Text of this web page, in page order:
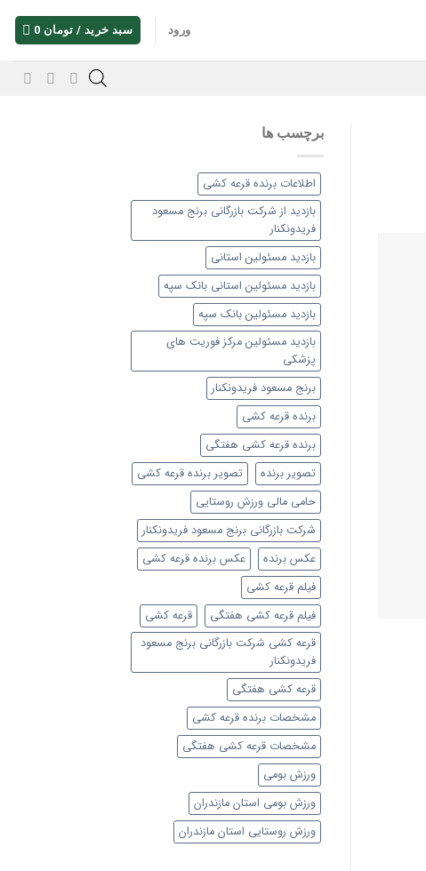
ورود سبد خرید / تومان
برچسب ها
اطلاعات برنده قرعه کشی
بازدید از شرکت بازرگانی برنج مسعود
فریدونکنار
بازدید مسئولین استانی
بازدید مسئولین استانی بانک سپه
بازدید مسئولین بانک سپه
بازدید مسئولین مرکز فوریت های
پزشکی
برنج مسعود فریدونکنار
برنده قرعه کشی
برنده قرعه کشی هفتگی
تصویر برنده
تصویر برنده قرعه کشی
حامی مالی ورزش روستایی
شرکت بازرگانی برنج مسعود فریدونکنار
عکس برنده
عکس برنده قرعه کشی
فیلم قرعه کشی
فیلم قرعه کشی هفتگی
قرعه کشی
قرعه کشی شرکت بازرگانی برنج مسعود
فریدونکنار
قرعه کشی هفتگی
مشخصات برنده قرعه کشی
مشخصات قرعه کشی هفتگی
ورزش بومی
ورزش بومی استان مازندران
ورزش روستایی استان مازندران